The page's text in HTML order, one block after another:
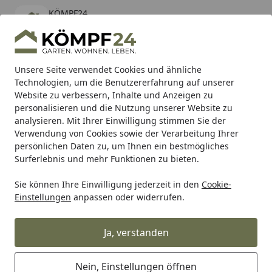
Unsere Seite verwendet Cookies und ähnliche
Technologien, um die Benutzererfahrung auf unserer
Website zu verbessern, Inhalte und Anzeigen zu
personalisieren und die Nutzung unserer Website zu
analysieren. Mit Ihrer Einwilligung stimmen Sie der
Verwendung von Cookies sowie der Verarbeitung Ihrer
persönlichen Daten zu, um Ihnen ein bestmögliches
Surferlebnis und mehr Funktionen zu bieten.
Sie können Ihre Einwilligung jederzeit in den Cookie-
Einstellungen anpassen oder widerrufen.
Ja, verstanden
Nein, Einstellungen öffnen
KÖMPF24
kostenlos - Im App Store
Hotline
Alle Produkte
Mein Konto
Suchen
Karibu Pools inkl. gratis Sandfilteranlage & Pool-
Starterset (Gesamtwert bis 468,99€)
Startseite
Hartje Hartje Fahrradteile Hartje Schaltung für
Union Schaltauge GH-029 silber